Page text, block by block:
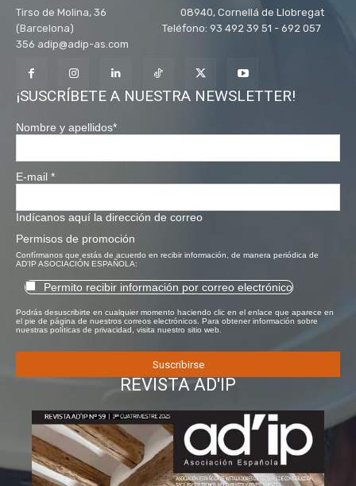
Tirso de Molina, 36 08940, Cornellá de Llobregat
(Barcelona) Teléfono: 93 492 39 51 - 692 057
356 adip@adip-as.com
¡SUSCRÍBETE A NUESTRA NEWSLETTER!
Nombre y apellidos*
E-mail *
Indícanos aquí la dirección de correo
Permisos de promoción
Confírmanos que estás de acuerdo en recibir información, de manera periódica de
AD'IP ASOCIACIÓN ESPAÑOLA:
Permito recibir información por correo electrónico
Podrás desuscribirte en cualquier momento haciendo clic en el enlace que aparece en
el pie de página de nuestros correos electrónicos. Para obtener información sobre
nuestras políticas de privacidad, visita nuestro sitio web.
REVISTA AD'IP